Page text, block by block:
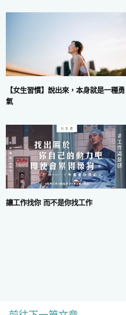
【女生習慣】說出來，本身就是一種勇
氣
讓工作找你 而不是你找工作